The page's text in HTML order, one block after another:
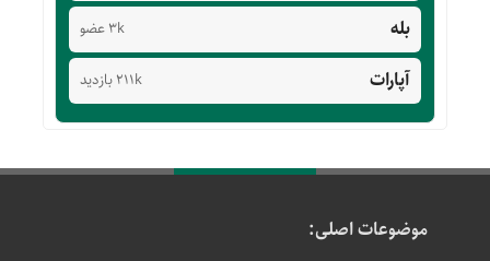
بله 3k عضو
آپارات 211k بازدید
موضوعات اصلی: